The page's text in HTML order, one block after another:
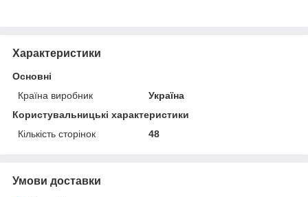
Характеристики
Основні
Країна виробник
Україна
Користувальницькі характеристики
Кількість сторінок
48
Умови доставки